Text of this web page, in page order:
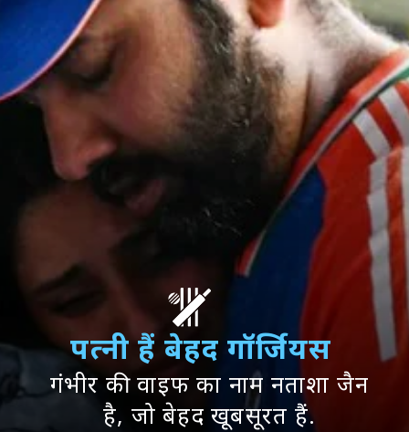
गंभीर की वाइफ का नाम नताशा जैन
है, जो बेहद खूबसूरत हैं.
पत्नी हैं बेहद गॉर्जियस